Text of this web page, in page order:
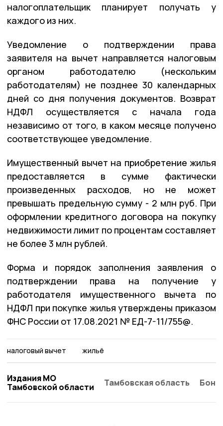
налогоплательщик планирует получать у
каждого из них.
Уведомление о подтверждении права
заявителя на вычет направляется налоговым
органом работодателю (нескольким
работодателям) не позднее 30 календарных
дней со дня получения документов. Возврат
НДФЛ осуществляется с начала года
независимо от того, в каком месяце получено
соответствующее уведомление.
Имущественный вычет на приобретение жилья
предоставляется в сумме фактически
произведенных расходов, но не может
превышать предельную сумму - 2 млн руб. При
оформлении кредитного договора на покупку
недвижимости лимит по процентам составляет
не более 3 млн рублей.
Форма и порядок заполнения заявления о
подтверждении права на получение у
работодателя имущественного вычета по
НДФЛ при покупке жилья утверждены приказом
ФНС России от 17.08.2021 № ЕД-7-11/755@.
налоговый вычет жильё
Издания МО
Тамбовской области
Тамбовская область